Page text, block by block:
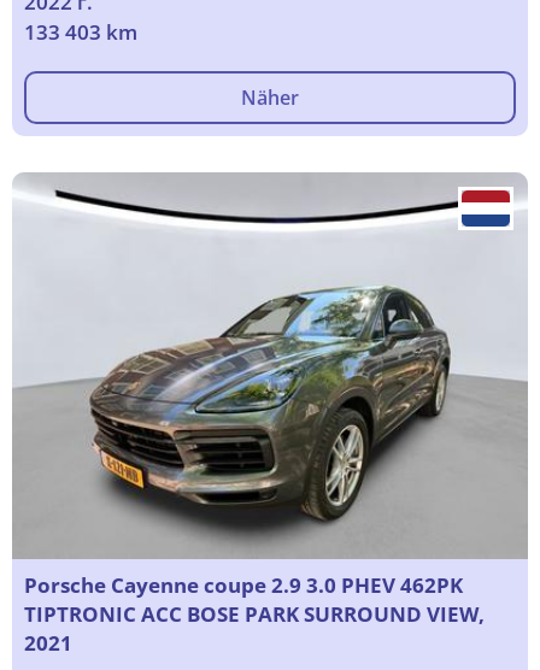
133 403 km
Näher
Porsche Cayenne coupe 2.9 3.0 PHEV 462PK
TIPTRONIC ACC BOSE PARK SURROUND VIEW,
2021